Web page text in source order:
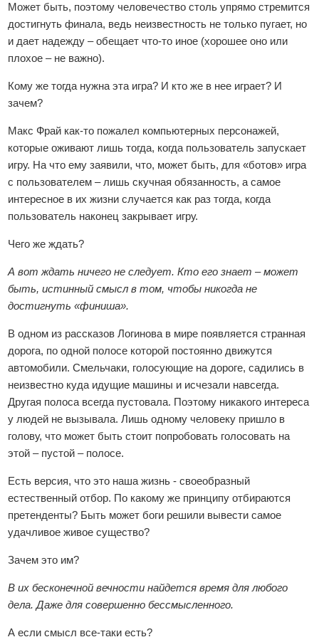
Может быть, поэтому человечество столь упрямо стремится
достигнуть финала, ведь неизвестность не только пугает, но
и дает надежду – обещает что-то иное (хорошее оно или
плохое – не важно).
Кому же тогда нужна эта игра? И кто же в нее играет? И
зачем?
Макс Фрай как-то пожалел компьютерных персонажей,
которые оживают лишь тогда, когда пользователь запускает
игру. На что ему заявили, что, может быть, для «ботов» игра
с пользователем – лишь скучная обязанность, а самое
интересное в их жизни случается как раз тогда, когда
пользователь наконец закрывает игру.
Чего же ждать?
А вот ждать ничего не следует. Кто его знает – может
быть, истинный смысл в том, чтобы никогда не
достигнуть «финиша».
В одном из рассказов Логинова в мире появляется странная
дорога, по одной полосе которой постоянно движутся
автомобили. Смельчаки, голосующие на дороге, садились в
неизвестно куда идущие машины и исчезали навсегда.
Другая полоса всегда пустовала. Поэтому никакого интереса
у людей не вызывала. Лишь одному человеку пришло в
голову, что может быть стоит попробовать голосовать на
этой – пустой – полосе.
Есть версия, что это наша жизнь - своеобразный
естественный отбор. По какому же принципу отбираются
претенденты? Быть может боги решили вывести самое
удачливое живое существо?
Зачем это им?
В их бесконечной вечности найдется время для любого
дела. Даже для совершенно бессмысленного.
А если смысл все-таки есть?